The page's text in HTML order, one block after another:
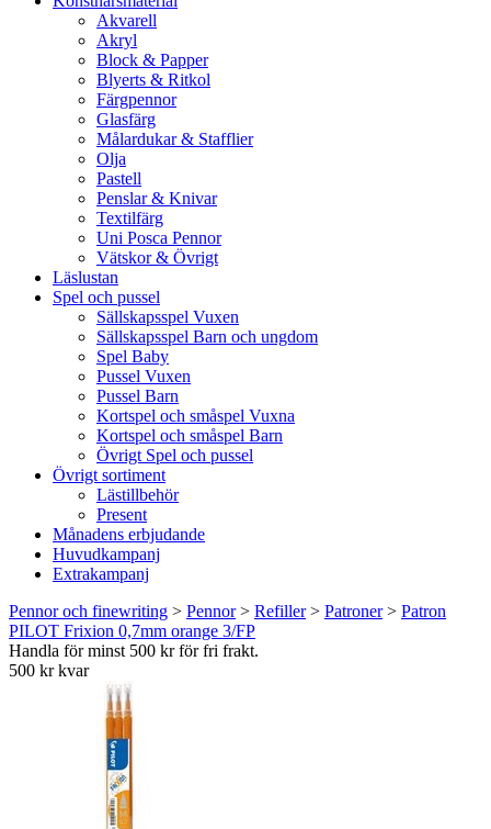
Akvarell
Akryl
Block & Papper
Blyerts & Ritkol
Färgpennor
Glasfärg
Målardukar & Stafflier
Olja
Pastell
Penslar & Knivar
Textilfärg
Uni Posca Pennor
Vätskor & Övrigt
Läslustan
Spel och pussel
Sällskapsspel Vuxen
Sällskapsspel Barn och ungdom
Spel Baby
Pussel Vuxen
Pussel Barn
Kortspel och småspel Vuxna
Kortspel och småspel Barn
Övrigt Spel och pussel
Övrigt sortiment
Lästillbehör
Present
Månadens erbjudande
Huvudkampanj
Extrakampanj
Pennor och finewriting > Pennor> Refiller> Patroner> Patron
PILOT Frixion 0,7mm orange 3/FP
Handla för minst 500 kr för fri frakt.
500 kr kvar